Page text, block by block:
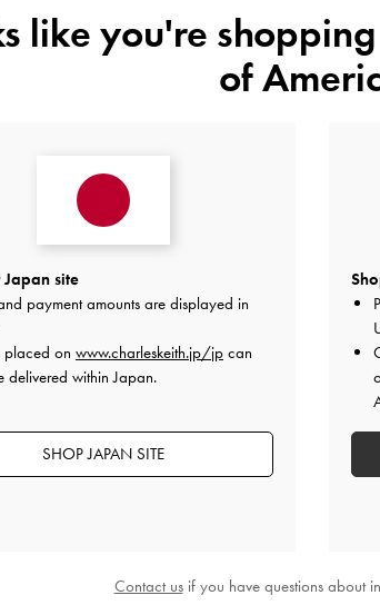
2WAY・3WAY
シンプル・ベーシック
メタ
今年
コ
プレ
like you're
of
site
payment amounts are displayed in
placed on www.charleskeith.jp/jp can
delivered within Japan.
SHOP JAPAN SITE
Contact usif you have questions about